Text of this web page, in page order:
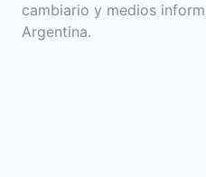
cambiario y medios
Argentina.